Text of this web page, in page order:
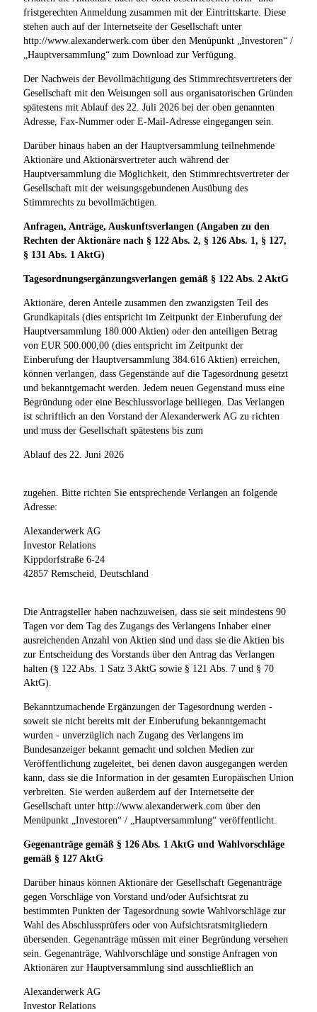
fristgerechten Anmeldung zusammen mit der Eintrittskarte. Diese
stehen auch auf der Internetseite der Gesellschaft unter
http://www.alexanderwerk.com über den Menüpunkt „Investoren“ /
„Hauptversammlung“ zum Download zur Verfügung.
Der Nachweis der Bevollmächtigung des Stimmrechtsvertreters der
Gesellschaft mit den Weisungen soll aus organisatorischen Gründen
spätestens mit Ablauf des 22. Juli 2026 bei der oben genannten
Adresse, Fax-Nummer oder E-Mail-Adresse eingegangen sein.
Darüber hinaus haben an der Hauptversammlung teilnehmende
Aktionäre und Aktionärsvertreter auch während der
Hauptversammlung die Möglichkeit, den Stimmrechtsvertreter der
Gesellschaft mit der weisungsgebundenen Ausübung des
Stimmrechts zu bevollmächtigen.
Anfragen, Anträge, Auskunftsverlangen (Angaben zu den
Rechten der Aktionäre nach § 122 Abs. 2, § 126 Abs. 1, § 127,
§ 131 Abs. 1 AktG)
Tagesordnungsergänzungsverlangen gemäß § 122 Abs. 2 AktG
Aktionäre, deren Anteile zusammen den zwanzigsten Teil des
Grundkapitals (dies entspricht im Zeitpunkt der Einberufung der
Hauptversammlung 180.000 Aktien) oder den anteiligen Betrag
von EUR 500.000,00 (dies entspricht im Zeitpunkt der
Einberufung der Hauptversammlung 384.616 Aktien) erreichen,
können verlangen, dass Gegenstände auf die Tagesordnung gesetzt
und bekanntgemacht werden. Jedem neuen Gegenstand muss eine
Begründung oder eine Beschlussvorlage beiliegen. Das Verlangen
ist schriftlich an den Vorstand der Alexanderwerk AG zu richten
und muss der Gesellschaft spätestens bis zum
Ablauf des 22. Juni 2026
zugehen. Bitte richten Sie entsprechende Verlangen an folgende
Adresse:
Alexanderwerk AG
Investor Relations
Kippdorfstraße 6-24
42857 Remscheid, Deutschland
Die Antragsteller haben nachzuweisen, dass sie seit mindestens 90
Tagen vor dem Tag des Zugangs des Verlangens Inhaber einer
ausreichenden Anzahl von Aktien sind und dass sie die Aktien bis
zur Entscheidung des Vorstands über den Antrag das Verlangen
halten (§ 122 Abs. 1 Satz 3 AktG sowie § 121 Abs. 7 und § 70
AktG).
Bekanntzumachende Ergänzungen der Tagesordnung werden -
soweit sie nicht bereits mit der Einberufung bekanntgemacht
wurden - unverzüglich nach Zugang des Verlangens im
Bundesanzeiger bekannt gemacht und solchen Medien zur
Veröffentlichung zugeleitet, bei denen davon ausgegangen werden
kann, dass sie die Information in der gesamten Europäischen Union
verbreiten. Sie werden außerdem auf der Internetseite der
Gesellschaft unter http://www.alexanderwerk.com über den
Menüpunkt „Investoren“ / „Hauptversammlung“ veröffentlicht.
Gegenanträge gemäß § 126 Abs. 1 AktG und Wahlvorschläge
gemäß § 127 AktG
Darüber hinaus können Aktionäre der Gesellschaft Gegenanträge
gegen Vorschläge von Vorstand und/oder Aufsichtsrat zu
bestimmten Punkten der Tagesordnung sowie Wahlvorschläge zur
Wahl des Abschlussprüfers oder von Aufsichtsratsmitgliedern
übersenden. Gegenanträge müssen mit einer Begründung versehen
sein. Gegenanträge, Wahlvorschläge und sonstige Anfragen von
Aktionären zur Hauptversammlung sind ausschließlich an
Alexanderwerk AG
Investor Relations